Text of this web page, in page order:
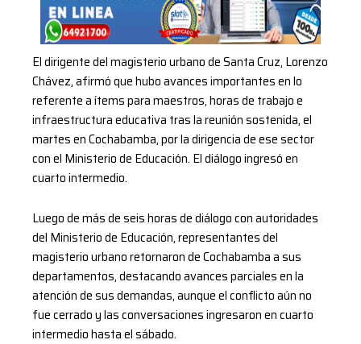
El dirigente del magisterio urbano de Santa Cruz, Lorenzo
Chávez, afirmó que hubo avances importantes en lo
referente a ítems para maestros, horas de trabajo e
infraestructura educativa tras la reunión sostenida, el
martes en Cochabamba, por la dirigencia de ese sector
con el Ministerio de Educación. El diálogo ingresó en
cuarto intermedio.
Luego de más de seis horas de diálogo con autoridades
del Ministerio de Educación, representantes del
magisterio urbano retornaron de Cochabamba a sus
departamentos, destacando avances parciales en la
atención de sus demandas, aunque el conflicto aún no
fue cerrado y las conversaciones ingresaron en cuarto
intermedio hasta el sábado.